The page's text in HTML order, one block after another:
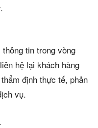
tin trong vòng
hệ lại khách hàng
định thực tế, phản
vụ.